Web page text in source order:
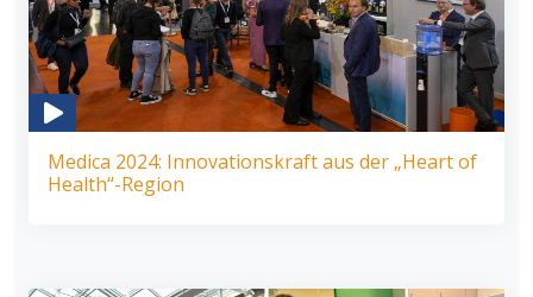
Medica 2024: Innovationskraft aus der „Heart of
Health“-Region